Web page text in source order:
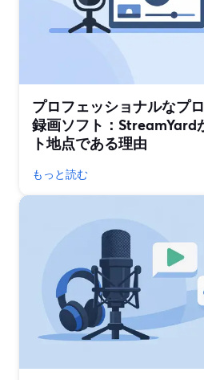
プロフェッショナルなプ
録画ソフト：StreamYard
ト地点である理由
もっと読む